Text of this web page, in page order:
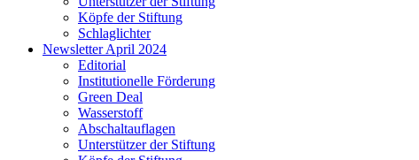
Köpfe der Stiftung
Schlaglichter
Newsletter April 2024
Editorial
Institutionelle Förderung
Green Deal
Wasserstoff
Abschaltauflagen
Unterstützer der Stiftung